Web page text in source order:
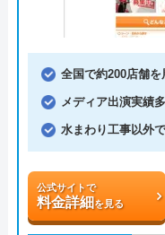
全国で約200店舗を
メディア出演実績
水まわり工事以外
公式サイトで
料金詳細を見る